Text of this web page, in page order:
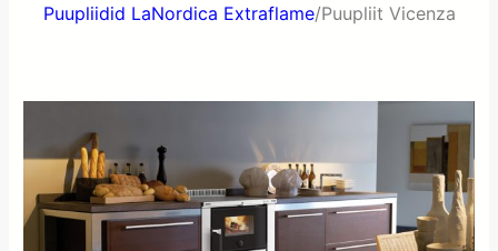
Puupliidid LaNordica Extraflame/Puupliit Vicenza